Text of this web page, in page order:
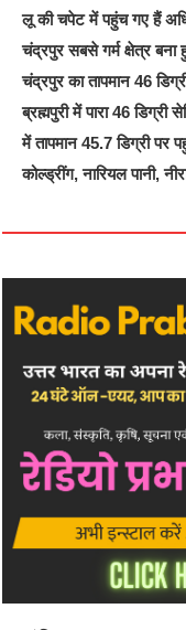
लू की चपेट में पहुंच गए हैं
चंद्रपुर सबसे गर्म क्षेत्र
चंद्रपुर का तापमान 46
ब्रह्मपुरी में पारा 46
में तापमान 45.7 डिग्री पर
कोल्ड्रींग, नारियल पानी,